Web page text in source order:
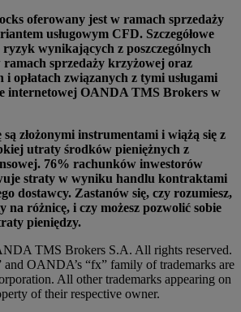
oferowany jest w ramach sprzedaży
usługowym CFD. Szczegółowe
wynikających z poszczególnych
ramach sprzedaży krzyżowej oraz
opłatach związanych z tymi usługami
internetowej OANDA TMS Brokers w
złożonymi instrumentami i wiążą się z
utraty środków pieniężnych z
76% rachunków inwestorów
straty w wyniku handlu kontraktami
dostawcy. Zastanów się, czy rozumiesz,
na różnicę, i czy możesz pozwolić sobie
pieniędzy.
TMS Brokers S.A. All rights reserved.
OANDA’s “fx” family of trademarks are
All other trademarks appearing on
of their respective owner.